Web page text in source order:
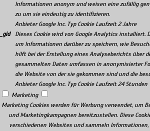
Informationen anonym und weisen eine zufällig
zu um sie eindeutig zu identifizieren.
Anbieter Google Inc. Typ Cookie Laufzeit 2 Jahre
_gid
Dieses Cookie wird von Google Analytics installiert.
um Informationen darüber zu speichern, wie
hilft bei der Erstellung eines Analyseberichts über
gesammelten Daten umfassen in anonymisierter
die Website von der sie gekommen sind und die
Anbieter Google Inc. Typ Cookie Laufzeit 24 Stunden
Marketing
Marketing Cookies werden für Werbung verwendet, um
und Marketingkampagnen bereitzustellen. Diese
verschiedenen Websites und sammeln